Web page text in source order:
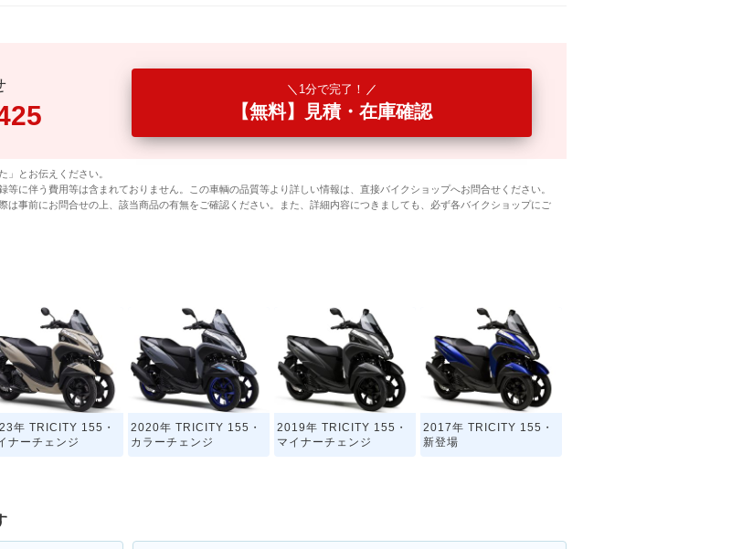
1分で完了！
【無料】見積・在庫確認
とお伝えください。
に伴う費用等は含まれておりません。この車輌の品質等より詳しい情報は、直接バイクショップへお問合せください。
事前にお問合せの上、該当商品の有無をご確認ください。また、詳細内容につきましても、必ず各バイクショップにご
年 TRICITY 155・
ナーチェンジ
2020年 TRICITY 155・
カラーチェンジ
2019年 TRICITY 155・
マイナーチェンジ
2017年 TRICITY 155・
新登場